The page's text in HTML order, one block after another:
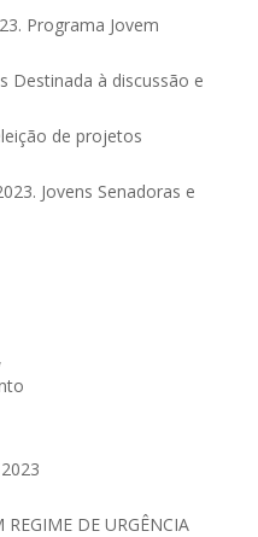
Programa Jovem
Destinada à discussão e
de projetos
Jovens Senadoras e
DE URGÊNCIA